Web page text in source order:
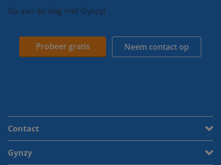
Ga aan de slag met Gynzy!
Probeer gratis Neem contact op
Contact
Gynzy